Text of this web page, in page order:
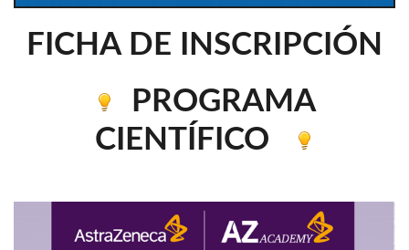
FICHA DE INSCRIPCIÓN
PROGRAMA
CIENTÍFICO